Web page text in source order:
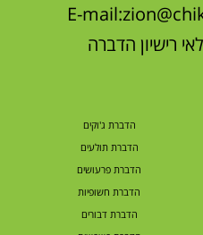
E-mail:
רישיון הדברה
הדברת ג'וקים
הדברת תולעים
הדברת פרעושים
הדברת חשופיות
הדברת דבורים